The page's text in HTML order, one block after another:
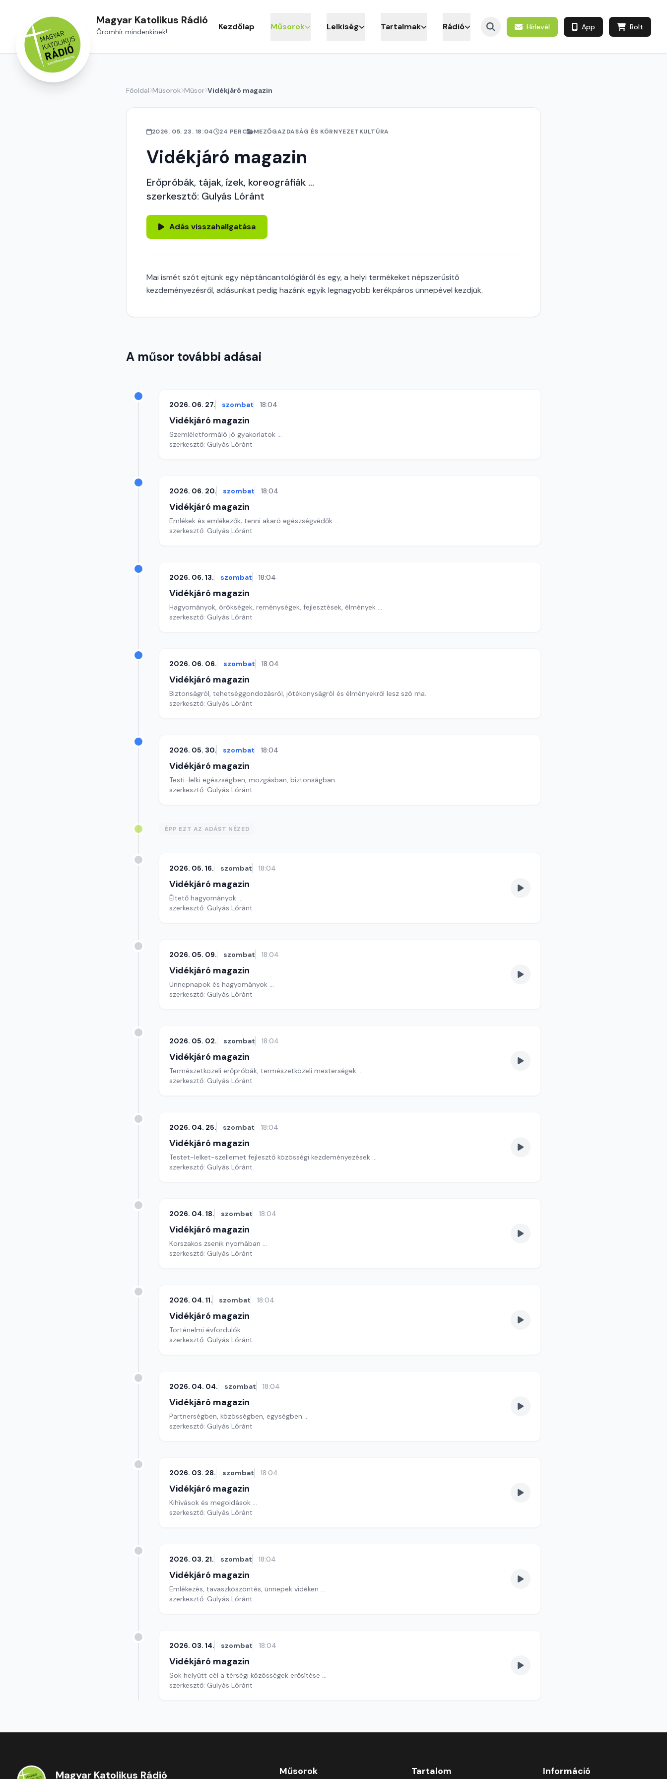
Magyar Katolikus Rádió
Örömhír mindenkinek! Kezdőlap Műsorok Lelkiség Tartalmak Rádió Hírlevél App Bolt
Főoldal Műsorok Műsor Vidékjáró magazin
2026. 05. 23. 18:04 24 PERC MEZŐGAZDASÁG ÉS KÖRNYEZETKULTÚRA
Vidékjáró magazin
Erőpróbák, tájak, ízek, koreográfiák ...
szerkesztő: Gulyás Lóránt
Adás visszahallgatása
Mai ismét szót ejtünk egy néptáncantológiáról és egy, a helyi termékeket népszerűsítő
kezdeményezésről, adásunkat pedig hazánk egyik legnagyobb kerékpáros ünnepével kezdjük.
A műsor további adásai
2026. 06. 27. szombat 18:04
Vidékjáró magazin
Szemléletformáló jó gyakorlatok ...
szerkesztő: Gulyás Lóránt
2026. 06. 20. szombat 18:04
Vidékjáró magazin
Emlékek és emlékezők; tenni akaró egészségvédők ...
szerkesztő: Gulyás Lóránt
2026. 06. 13. szombat 18:04
Vidékjáró magazin
Hagyományok, örökségek, reménységek, fejlesztések, élmények ...
szerkesztő: Gulyás Lóránt
2026. 06. 06. szombat 18:04
Vidékjáró magazin
Biztonságról, tehetséggondozásról, jótékonyságról és élményekről lesz szó ma.
szerkesztő: Gulyás Lóránt
2026. 05. 30. szombat 18:04
Vidékjáró magazin
Testi-lelki egészségben, mozgásban, biztonságban ...
szerkesztő: Gulyás Lóránt
ÉPP EZT AZ ADÁST NÉZED
2026. 05. 16. szombat 18:04
Vidékjáró magazin
Éltető hagyományok ...
szerkesztő: Gulyás Lóránt
2026. 05. 09. szombat 18:04
Vidékjáró magazin
Ünnepnapok és hagyományok ...
szerkesztő: Gulyás Lóránt
2026. 05. 02. szombat 18:04
Vidékjáró magazin
Természetközeli erőpróbák, természetközeli mesterségek ...
szerkesztő: Gulyás Lóránt
2026. 04. 25. szombat 18:04
Vidékjáró magazin
Testet-lelket-szellemet fejlesztő közösségi kezdeményezések ...
szerkesztő: Gulyás Lóránt
2026. 04. 18. szombat 18:04
Vidékjáró magazin
Korszakos zsenik nyomában ...
szerkesztő: Gulyás Lóránt
2026. 04. 11. szombat 18:04
Vidékjáró magazin
Történelmi évfordulók ...
szerkesztő: Gulyás Lóránt
2026. 04. 04. szombat 18:04
Vidékjáró magazin
Partnerségben, közösségben, egységben ...
szerkesztő: Gulyás Lóránt
2026. 03. 28. szombat 18:04
Vidékjáró magazin
Kihívások és megoldások ...
szerkesztő: Gulyás Lóránt
2026. 03. 21. szombat 18:04
Vidékjáró magazin
Emlékezés, tavaszköszöntés, ünnepek vidéken ...
szerkesztő: Gulyás Lóránt
2026. 03. 14. szombat 18:04
Vidékjáró magazin
Sok helyütt cél a térségi közösségek erősítése ...
szerkesztő: Gulyás Lóránt
Magyar Katolikus Rádió Műsorok Tartalom Információ